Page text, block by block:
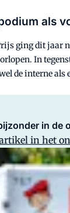
als
ging dit jaar
In
de interne als
in de
in het